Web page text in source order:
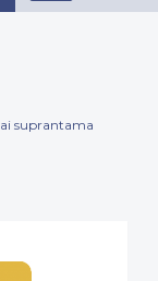
suprantama